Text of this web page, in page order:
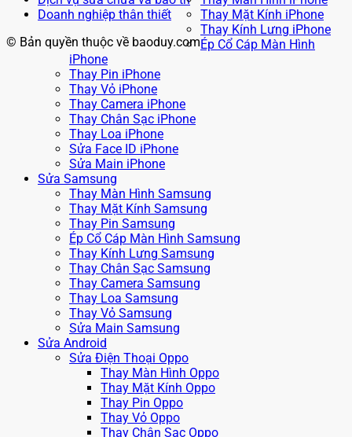
Doanh nghiệp thân thiết
© Bản quyền thuộc về baoduy.com
Thay Mặt Kính iPhone
Thay Kính Lưng iPhone
Ép Cổ Cáp Màn Hình
iPhone
Thay Pin iPhone
Thay Vỏ iPhone
Thay Camera iPhone
Thay Chân Sạc iPhone
Thay Loa iPhone
Sửa Face ID iPhone
Sửa Main iPhone
Sửa Samsung
Thay Màn Hình Samsung
Thay Mặt Kính Samsung
Thay Pin Samsung
Ép Cổ Cáp Màn Hình Samsung
Thay Kính Lưng Samsung
Thay Chân Sạc Samsung
Thay Camera Samsung
Thay Loa Samsung
Thay Vỏ Samsung
Sửa Main Samsung
Sửa Android
Sửa Điện Thoại Oppo
Thay Màn Hình Oppo
Thay Mặt Kính Oppo
Thay Pin Oppo
Thay Vỏ Oppo
Thay Chân Sạc Oppo